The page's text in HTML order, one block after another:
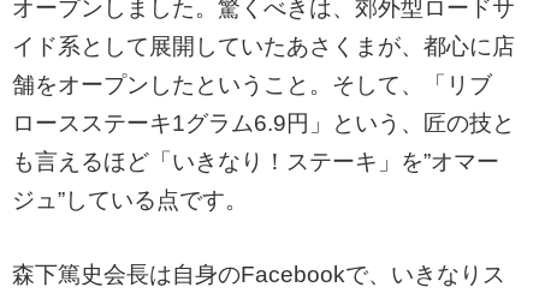
オープンしました。驚くべきは、郊外型ロードサ
イド系として展開していたあさくまが、都心に店
舗をオープンしたということ。そして、「リブ
ロースステーキ1グラム6.9円」という、匠の技と
も言えるほど「いきなり！ステーキ」を”オマー
ジュ”している点です。
森下篤史会長は自身のFacebookで、いきなりス